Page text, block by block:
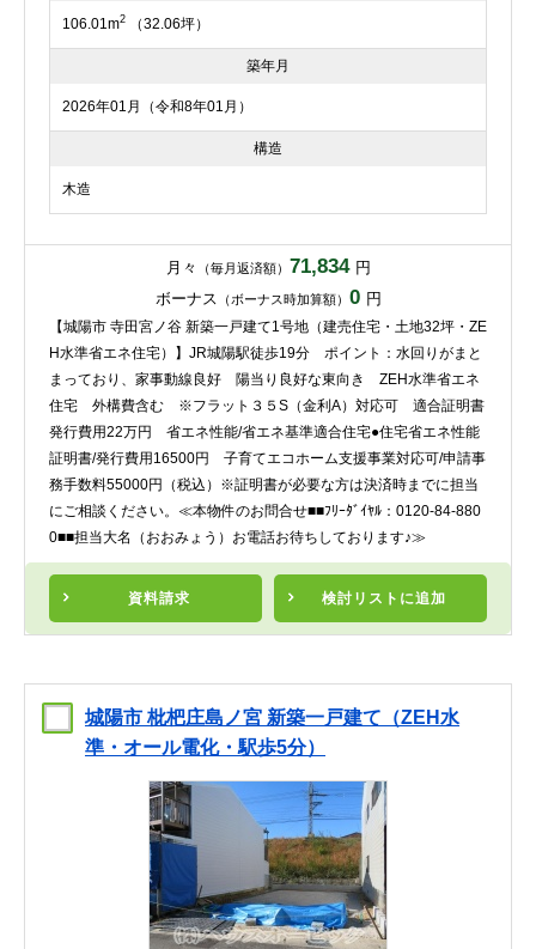
106.01m2 （32.06坪）
築年月
2026年01月（令和8年01月）
構造
木造
月々 （毎月返済額） 71,834 円
ボーナス （ボーナス時加算額） 0 円
資料請求 検討リスト に追加
【城陽市 寺田宮ノ谷 新築一戸建て1号地（建売住宅・土地32坪・ZE
H水準省エネ住宅）】JR城陽駅徒歩19分 ポイント：水回りがまと
まっており、家事動線良好 陽当り良好な東向き ZEH水準省エネ
住宅 外構費含む ※フラット３５S（金利A）対応可 適合証明書
発行費用22万円 省エネ性能/省エネ基準適合住宅●住宅省エネ性能
証明書/発行費用16500円 子育てエコホーム支援事業対応可/申請事
務手数料55000円（税込）※証明書が必要な方は決済時までに担当
にご相談ください。≪本物件のお問合せ■■ﾌﾘｰﾀﾞｲﾔﾙ：0120-84-880
0■■担当大名（おおみょう）お電話お待ちしております♪≫
城陽市 枇杷庄島ノ宮 新築一戸建て（ZEH水
準・オール電化・駅歩5分）